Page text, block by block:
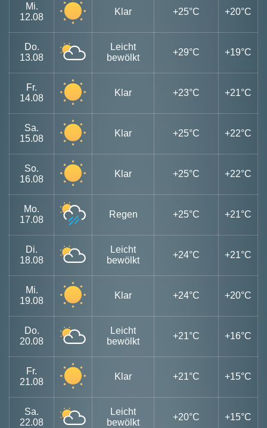
Mi.
12.08
Klar +25°C +20°C
Do.
13.08
Leicht
bewölkt
+29°C +19°C
Fr.
14.08
Klar +23°C +21°C
Sa.
15.08
Klar +25°C +22°C
So.
16.08
Klar +25°C +22°C
Mo.
17.08
Regen +25°C +21°C
Di.
18.08
Leicht
bewölkt
+24°C +21°C
Mi.
19.08
Klar +24°C +20°C
Do.
20.08
Leicht
bewölkt
+21°C +16°C
Fr.
21.08
Klar +21°C +15°C
Sa.
22.08
Leicht
bewölkt
+20°C +15°C